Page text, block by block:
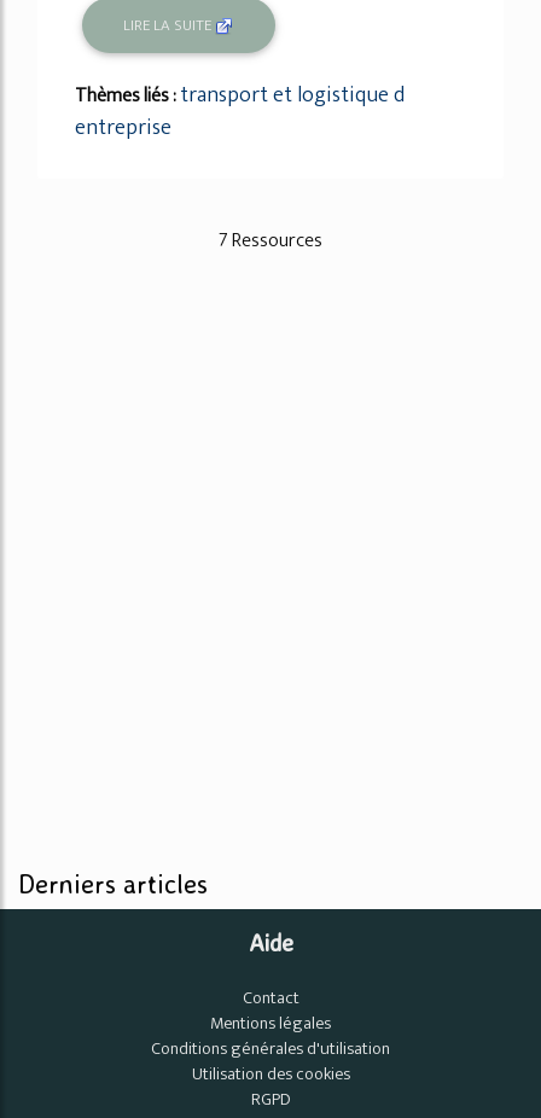
LIRE LA SUITE
Thèmes liés :transport et logistique d
entreprise
7 Ressources
Derniers articles
Aide
Contact
Mentions légales
Conditions générales d'utilisation
Utilisation des cookies
RGPD